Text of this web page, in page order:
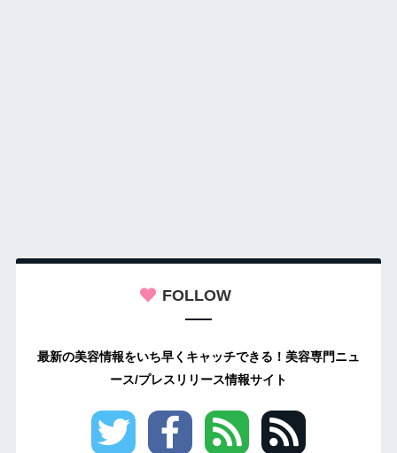
FOLLOW
最新の美容情報をいち早くキャッチできる！美容専門ニュ
ース/プレスリリース情報サイト